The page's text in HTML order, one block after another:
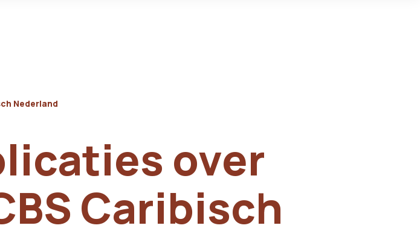
Nederland
over
Caribisch